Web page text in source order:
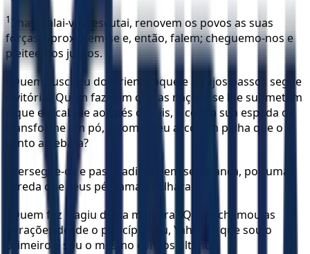
1Ilhas, calai-vos, escutai, renovem os povos as suas
forças, aproximem-se e, então, falem; cheguemo-nos e
pleiteemos juntos.
Quem suscitou do Oriente aquele a cujos passos segue
a vitória? Quem faz com que as nações se lhe submetam
e que ele calque aos pés os reis, e com a sua espada os
transforme em pó, e com o seu arco, em palha que o
vento arrebata?
Persegue-os e passa adiante em segurança, por uma
vereda que seus pés jamais trilharam.
Quem fez e agiu desta maneira? Quem chamou as
gerações desde o princípio? Eu, Yahweh, que sou o
primeiro e sou o mesmo com os últimos.